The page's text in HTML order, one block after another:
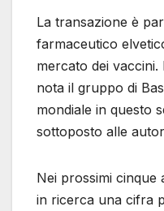
La transazione è
farmaceutico
mercato dei vaccini.
nota il gruppo di
mondiale in questo
sottoposto alle
Nei prossimi cinque
in ricerca una cifra